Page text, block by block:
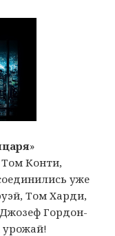
»
Конти,
уже
Том Харди,
Гордон-